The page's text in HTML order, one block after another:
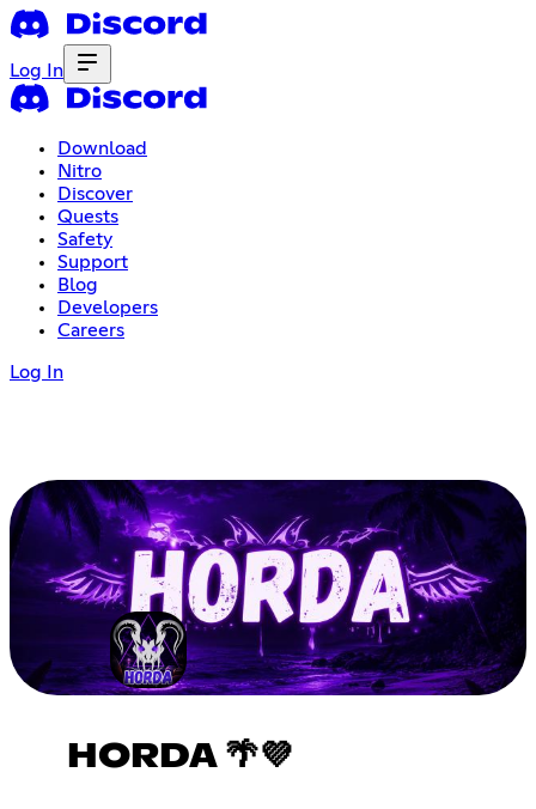
Log In
Download
Nitro
Discover
Quests
Safety
Support
Blog
Developers
Careers
Log In
HORDA 🌴💜